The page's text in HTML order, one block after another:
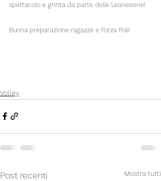
spettacolo e grinta da parte delle Leonessine!
Buona preparazione ragazze e Forza Poli!
Volley
Post recenti Mostra tutti